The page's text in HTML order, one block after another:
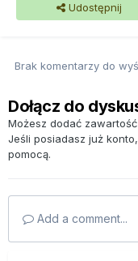
Udostępnij
Brak komentarzy do
Dołącz do
Możesz dodać
Jeśli posiadasz już konto,
pomocą.
Add a comment...